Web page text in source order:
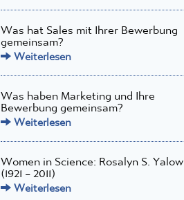
Was hat Sales mit Ihrer Bewerbung
gemeinsam?
Weiterlesen
Was haben Marketing und Ihre
Bewerbung gemeinsam?
Weiterlesen
Women in Science: Rosalyn S. Yalow
(1921 – 2011)
Weiterlesen